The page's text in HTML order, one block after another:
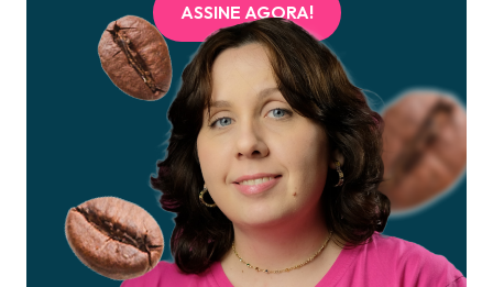
ASSINE AGORA!